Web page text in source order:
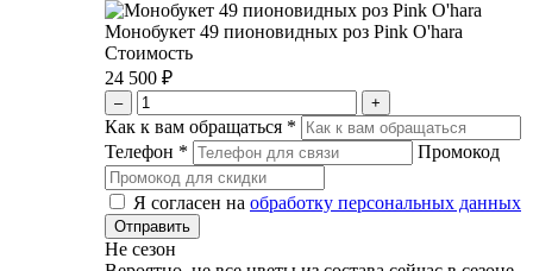
Монобукет 49 пионовидных роз Pink O'hara
Стоимость
24 500 ₽
– +
Как к вам обращаться *
Телефон * Промокод
Я согласен на обработку персональных данных
Не сезон